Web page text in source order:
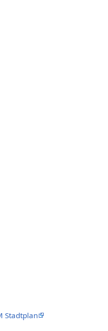
Stadtplan